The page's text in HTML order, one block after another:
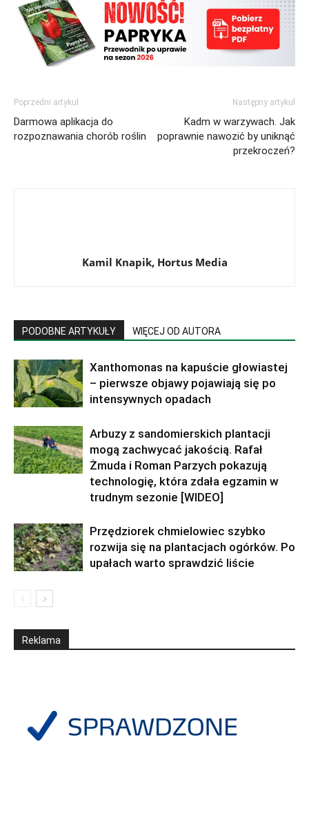
Poprzedni artykuł
Darmowa aplikacja do
rozpoznawania chorób roślin
Następny artykuł
Kadm w warzywach. Jak
poprawnie nawozić by uniknąć
przekroczeń?
Kamil Knapik, Hortus Media
PODOBNE ARTYKUŁY WIĘCEJ OD AUTORA
Xanthomonas na kapuście głowiastej
– pierwsze objawy pojawiają się po
intensywnych opadach
Arbuzy z sandomierskich plantacji
mogą zachwycać jakością. Rafał
Żmuda i Roman Parzych pokazują
technologię, która zdała egzamin w
trudnym sezonie [WIDEO]
Przędziorek chmielowiec szybko
rozwija się na plantacjach ogórków. Po
upałach warto sprawdzić liście
Reklama